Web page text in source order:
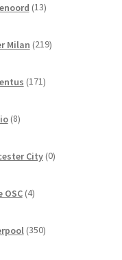
13izdelkov
Milan 219izdelkov
171izdelkov
8izdelkov
City 0izdelkov
4izdelki
350izdelkov